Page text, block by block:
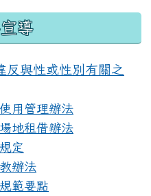
導
反與性或性別有關之
用管理辦法
地租借辦法
定
辦法
範要點